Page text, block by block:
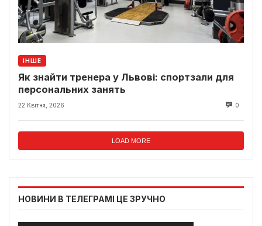
ІНШЕ
Як знайти тренера у Львові: спортзали для
персональних занять
22 Квітня, 2026 0
LOAD MORE
НОВИНИ В ТЕЛЕГРАМІ ЦЕ ЗРУЧНО